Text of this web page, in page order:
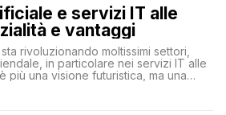
e servizi IT alle
e vantaggi
rivoluzionando moltissimi settori,
in particolare nei servizi IT alle
più una visione futuristica, ma una
portando a un cambio significativo in